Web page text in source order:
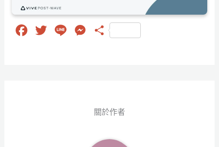
Fa
T
Li
M 分
關於作者